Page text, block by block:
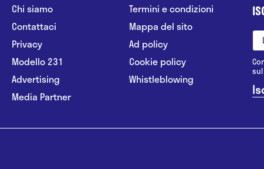
Chi siamo
Contattaci
Privacy
Modello 231
Advertising
Media Partner
Termini e condizioni
Mappa del sito
Ad policy
Cookie policy
Whistleblowing